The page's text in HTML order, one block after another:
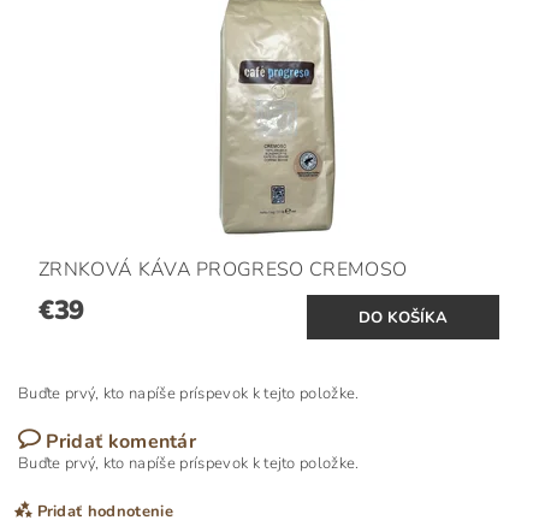
ZRNKOVÁ KÁVA PROGRESO CREMOSO
€39
Buďte prvý, kto napíše príspevok k tejto položke.
Pridať komentár
Buďte prvý, kto napíše príspevok k tejto položke.
Pridať hodnotenie